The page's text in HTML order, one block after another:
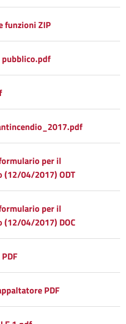
funzioni ZIP
per il
(12/04/2017) ODT
per il
(12/04/2017) DOC
PDF